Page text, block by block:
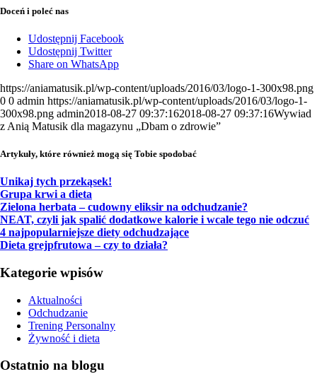
Doceń i poleć nas
Udostępnij Facebook
Udostępnij Twitter
Share on WhatsApp
https://aniamatusik.pl/wp-content/uploads/2016/03/logo-1-300x98.png
0 0 admin https://aniamatusik.pl/wp-content/uploads/2016/03/logo-1-
300x98.png admin2018-08-27 09:37:162018-08-27 09:37:16Wywiad
z Anią Matusik dla magazynu „Dbam o zdrowie”
Artykuły, które również mogą się Tobie spodobać
Unikaj tych przekąsek!
Grupa krwi a dieta
Zielona herbata – cudowny eliksir na odchudzanie?
NEAT, czyli jak spalić dodatkowe kalorie i wcale tego nie odczuć
4 najpopularniejsze diety odchudzające
Dieta grejpfrutowa – czy to działa?
Kategorie wpisów
Aktualności
Odchudzanie
Trening Personalny
Żywność i dieta
Ostatnio na blogu